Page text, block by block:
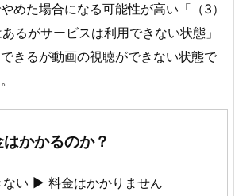
めた場合になる可能性が高い「（3）
るがサービスは利用できない状態」
きるが動画の視聴ができない状態で
かかるのか？
ない ► 料金はかかりません